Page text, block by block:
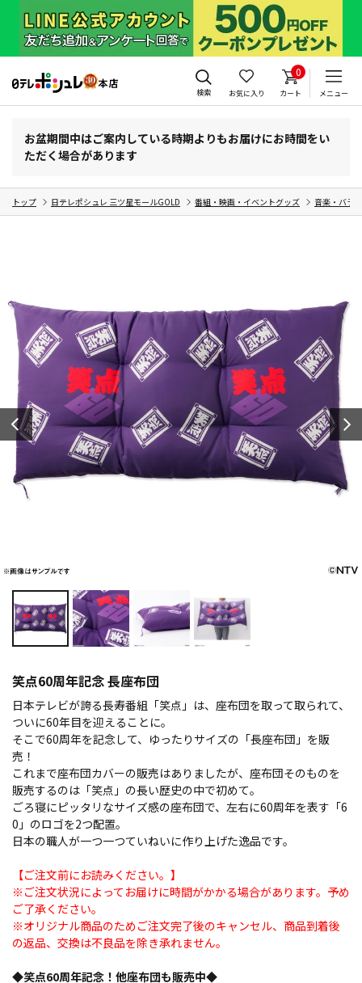
検索 お気に入り
0
カート メニュー
お盆期間中はご案内している時期よりもお届けにお時間をい
ただく場合があります
トップ 日テレポシュレ 三ツ星モールGOLD 番組・映画・イベントグッズ 音楽・バラ
笑点60周年記念 長座布団
日本テレビが誇る長寿番組「笑点」は、座布団を取って取られて、
ついに60年目を迎えることに。
そこで60周年を記念して、ゆったりサイズの「長座布団」を販
売！
これまで座布団カバーの販売はありましたが、座布団そのものを
販売するのは「笑点」の長い歴史の中で初めて。
ごろ寝にピッタリなサイズ感の座布団で、左右に60周年を表す「6
0」のロゴを2つ配置。
日本の職人が一つ一つていねいに作り上げた逸品です。
【ご注文前にお読みください。】
※ご注文状況によってお届けに時間がかかる場合があります。予め
ご了承ください。
※オリジナル商品のためご注文完了後のキャンセル、商品到着後
の返品、交換は不良品を除き承れません。
◆笑点60周年記念！他座布団も販売中◆